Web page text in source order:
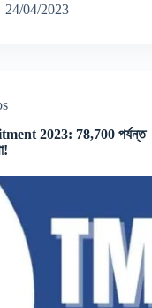
24/04/2023
2023: 78,700 পর্যন্ত